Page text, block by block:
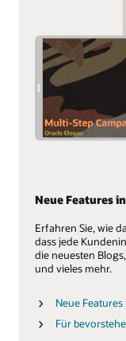
Neue Features
Erfahren Sie, wie
dass jede
die neuesten
und vieles mehr.
Neue
Für